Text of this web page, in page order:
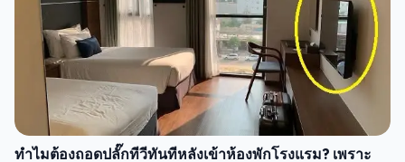
ทำไมต้องถอดปลั๊กทีวีทันทีหลังเข้าห้องพักโรงแรม? เพราะ